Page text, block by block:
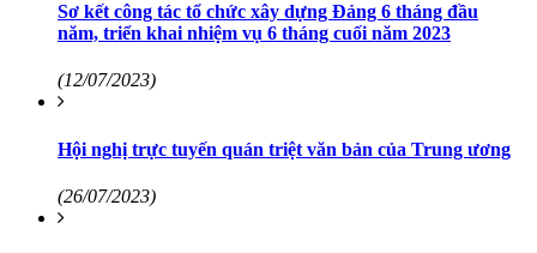
Sơ kết công tác tổ chức xây dựng Đảng 6 tháng đầu
năm, triển khai nhiệm vụ 6 tháng cuối năm 2023
(12/07/2023)
Hội nghị trực tuyến quán triệt văn bản của Trung ương
(26/07/2023)